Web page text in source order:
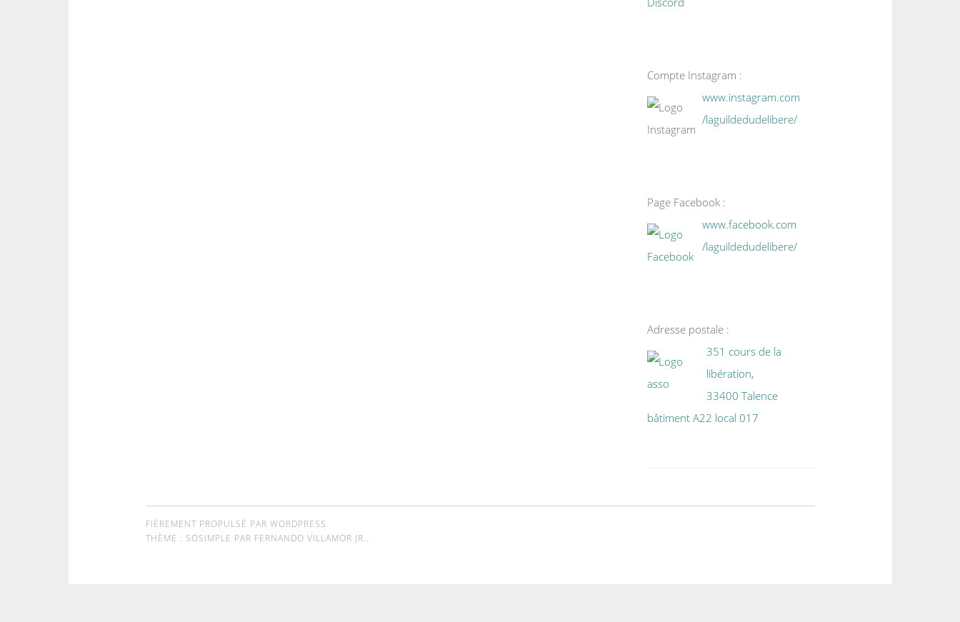
Compte Instagram :
www.instagram.com
/laguildedudelibere/
Page Facebook :
www.facebook.com
/laguildedudelibere/
Adresse postale :
351 cours de la
libération,
33400 Talence
bâtiment A22 local 017
FIÈREMENT PROPULSÉ PAR WORDPRESS
THÈME : SOSIMPLE PAR FERNANDO VILLAMOR JR..